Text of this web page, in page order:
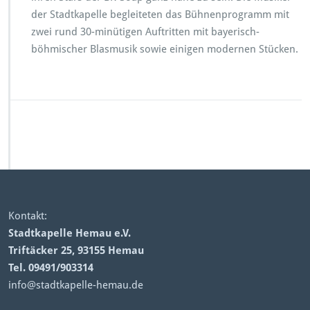
„L
a
n
s
der Stadtkapelle begleiteten das Bühnenprogramm mit
zwei rund 30-minütigen Auftritten mit bayerisch-
böhmischer Blasmusik sowie einigen modernen Stücken.
Kontakt:
Stadtkapelle Hemau e.V.
Triftäcker 25, 93155 Hemau
Tel. 09491/903314
info@stadtkapelle-hemau.de